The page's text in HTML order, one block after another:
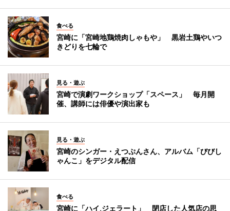
食べる
宮崎に「宮崎地鶏焼肉しゃもや」 黒岩土鶏やいつ
きどりを七輪で
見る・遊ぶ
宮崎で演劇ワークショップ「スペース」 毎月開
催、講師には俳優や演出家も
見る・遊ぶ
宮崎のシンガー・えつぷんさん、アルバム「びびし
ゃんこ」をデジタル配信
食べる
宮崎に「ハイ,ジェラート」 閉店した人気店の思